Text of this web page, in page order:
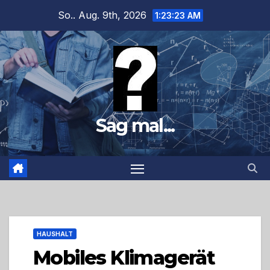
springen
So.. Aug. 9th, 2026 1:23:24 AM
Sag mal...
HAUSHALT
Mobiles Klimagerät